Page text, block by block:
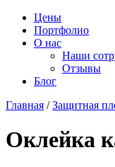
Цены
Портфолио
О нас
Наши
Отзывы
Блог
Главная /Защитная
Оклейка